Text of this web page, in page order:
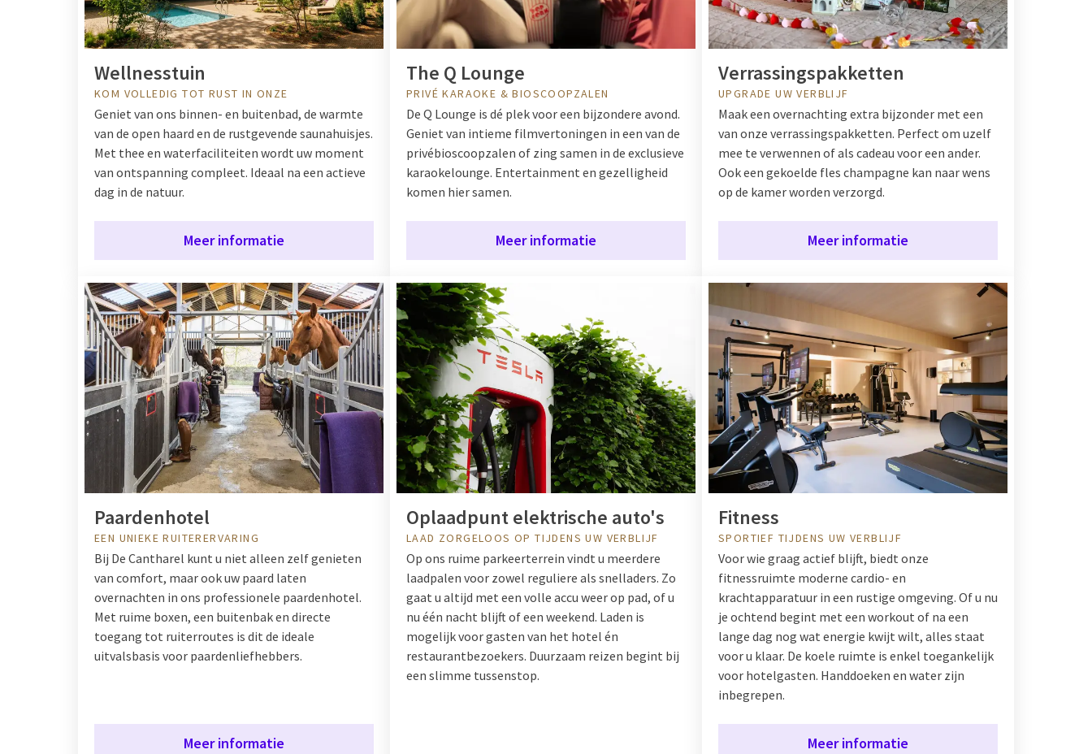
Wellnesstuin
KOM VOLLEDIG TOT RUST IN ONZE
Geniet van ons binnen- en buitenbad, de warmte
van de open haard en de rustgevende saunahuisjes.
Met thee en waterfaciliteiten wordt uw moment
van ontspanning compleet. Ideaal na een actieve
dag in de natuur.
Meer informatie
The Q Lounge
PRIVÉ KARAOKE & BIOSCOOPZALEN
De Q Lounge is dé plek voor een bijzondere avond.
Geniet van intieme filmvertoningen in een van de
privébioscoopzalen of zing samen in de exclusieve
karaokelounge. Entertainment en gezelligheid
komen hier samen.
Meer informatie
Verrassingspakketten
UPGRADE UW VERBLIJF
Maak een overnachting extra bijzonder met een
van onze verrassingspakketten. Perfect om uzelf
mee te verwennen of als cadeau voor een ander.
Ook een gekoelde fles champagne kan naar wens
op de kamer worden verzorgd.
Meer informatie
Paardenhotel
EEN UNIEKE RUITERERVARING
Bij De Cantharel kunt u niet alleen zelf genieten
van comfort, maar ook uw paard laten
overnachten in ons professionele paardenhotel.
Met ruime boxen, een buitenbak en directe
toegang tot ruiterroutes is dit de ideale
uitvalsbasis voor paardenliefhebbers.
Meer informatie
Oplaadpunt elektrische auto's
LAAD ZORGELOOS OP TIJDENS UW VERBLIJF
Op ons ruime parkeerterrein vindt u meerdere
laadpalen voor zowel reguliere als snelladers. Zo
gaat u altijd met een volle accu weer op pad, of u
nu één nacht blijft of een weekend. Laden is
mogelijk voor gasten van het hotel én
restaurantbezoekers. Duurzaam reizen begint bij
een slimme tussenstop.
Fitness
SPORTIEF TIJDENS UW VERBLIJF
Voor wie graag actief blijft, biedt onze
fitnessruimte moderne cardio- en
krachtapparatuur in een rustige omgeving. Of u nu
je ochtend begint met een workout of na een
lange dag nog wat energie kwijt wilt, alles staat
voor u klaar. De koele ruimte is enkel toegankelijk
voor hotelgasten. Handdoeken en water zijn
inbegrepen.
Meer informatie